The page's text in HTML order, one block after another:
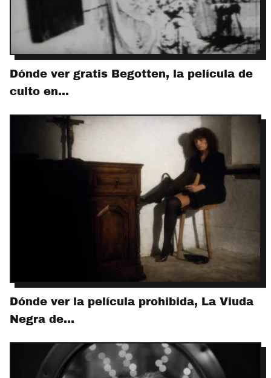
Dónde ver gratis Begotten, la película de
culto en…
Dónde ver la película prohibida, La Viuda
Negra de…